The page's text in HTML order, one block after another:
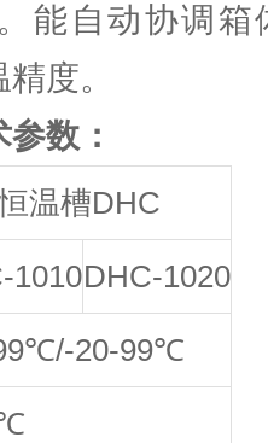
能自动协调箱
度。
数：
温槽DHC
1010DHC-1020
20-99℃